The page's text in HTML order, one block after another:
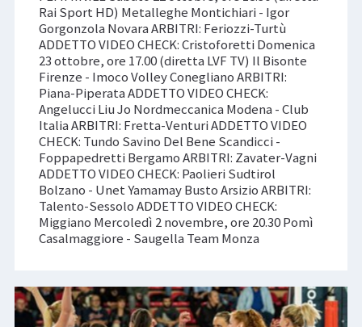
Rai Sport HD) Metalleghe Montichiari - Igor
Gorgonzola Novara ARBITRI: Feriozzi-Turtù
ADDETTO VIDEO CHECK: Cristoforetti Domenica
23 ottobre, ore 17.00 (diretta LVF TV) Il Bisonte
Firenze - Imoco Volley Conegliano ARBITRI:
Piana-Piperata ADDETTO VIDEO CHECK:
Angelucci Liu Jo Nordmeccanica Modena - Club
Italia ARBITRI: Fretta-Venturi ADDETTO VIDEO
CHECK: Tundo Savino Del Bene Scandicci -
Foppapedretti Bergamo ARBITRI: Zavater-Vagni
ADDETTO VIDEO CHECK: Paolieri Sudtirol
Bolzano - Unet Yamamay Busto Arsizio ARBITRI:
Talento-Sessolo ADDETTO VIDEO CHECK:
Miggiano Mercoledì 2 novembre, ore 20.30 Pomì
Casalmaggiore - Saugella Team Monza